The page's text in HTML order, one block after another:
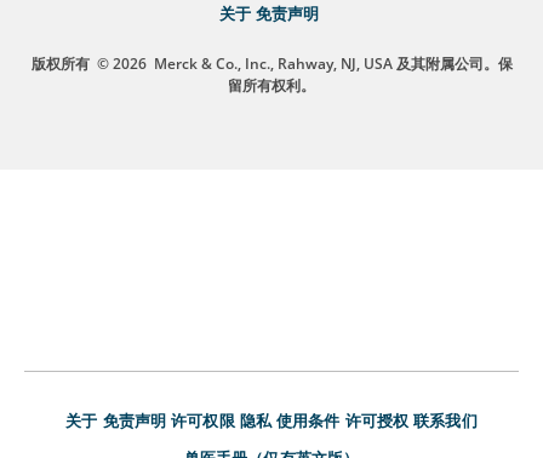
关于 免责声明
版权所有 © 2026 Merck & Co., Inc., Rahway, NJ, USA 及其附属公司。保
留所有权利。
关于 免责声明 许可权限 隐私 使用条件 许可授权 联系我们